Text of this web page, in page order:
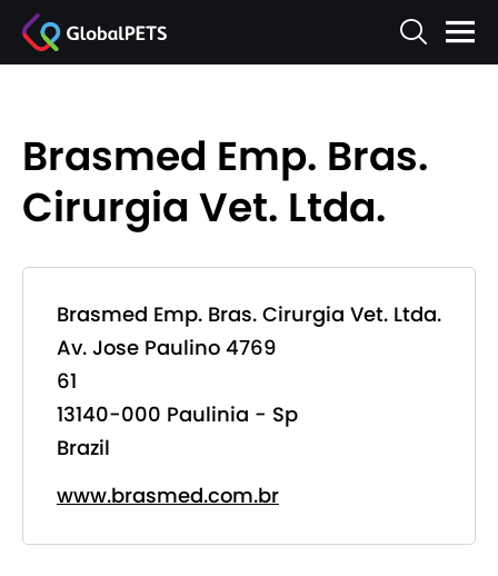
Brasmed Emp. Bras.
Cirurgia Vet. Ltda.
Brasmed Emp. Bras. Cirurgia Vet. Ltda.
Av. Jose Paulino 4769
61
13140-000 Paulinia - Sp
Brazil
www.brasmed.com.br